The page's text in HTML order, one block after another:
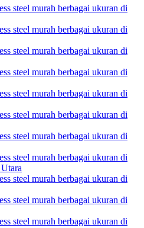
steel murah berbagai ukuran di
steel murah berbagai ukuran di
steel murah berbagai ukuran di
steel murah berbagai ukuran di
steel murah berbagai ukuran di
steel murah berbagai ukuran di
steel murah berbagai ukuran di
steel murah berbagai ukuran di
steel murah berbagai ukuran di
steel murah berbagai ukuran di
steel murah berbagai ukuran di